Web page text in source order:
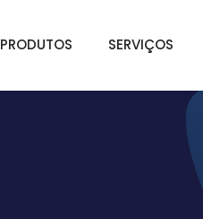
PRODUTOS SERVIÇOS